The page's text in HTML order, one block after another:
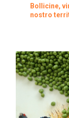
Bollicine,
nostro